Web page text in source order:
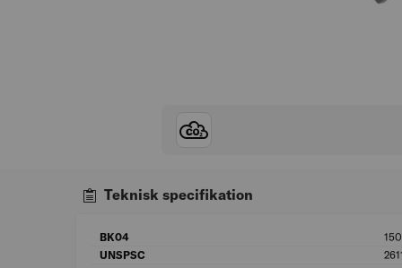
Teknisk specifikation
BK04
UNSPSC